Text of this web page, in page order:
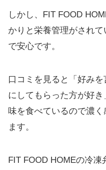
しかし、FIT FOOD
かりと栄養管理がされ
で安心です。
口コミを見ると「好み
にしてもらった方が好
味を食べているので濃
ます。
FIT FOOD HOMEの冷凍